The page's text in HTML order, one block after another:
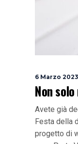
6 Marzo 2023
Non
Avete già
Festa della
progetto di